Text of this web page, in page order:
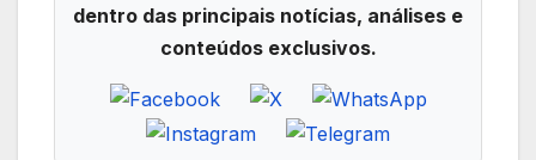
dentro das principais notícias, análises e
conteúdos exclusivos.